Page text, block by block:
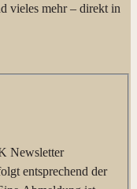
vieles mehr – direkt in
Newsletter
entsprechend der